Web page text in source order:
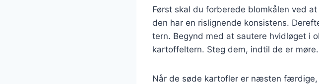
Først skal du forberede blomkålen ved
den har en rislignende konsistens.
tern. Begynd med at sautere hvidløget i
kartoffeltern. Steg dem, indtil de er møre.
Når de søde kartofler er næsten